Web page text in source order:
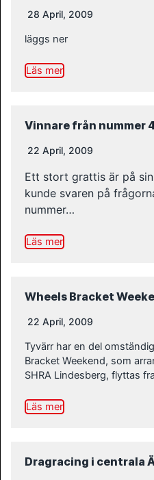
28 April, 2009
läggs ner
Läs mer
Vinnare från nummer
22 April, 2009
Ett stort grattis är på
kunde svaren på
nummer…
Läs mer
Wheels Bracket
22 April, 2009
Tyvärr har en del
Bracket Weekend, som
SHRA Lindesberg, flyttas
Läs mer
Dragracing i centrala